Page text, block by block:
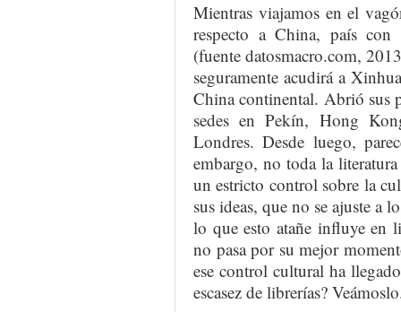
Mientras viajamos en el
respecto a China, país
(fuente datosmacro.com,
seguramente acudirá a
China continental. Abrió sus
sedes en Pekín, Hong
Londres. Desde luego,
embargo, no toda la
un estricto control sobre la
sus ideas, que no se ajuste a
lo que esto atañe influye en
no pasa por su mejor
ese control cultural ha
escasez de librerías?